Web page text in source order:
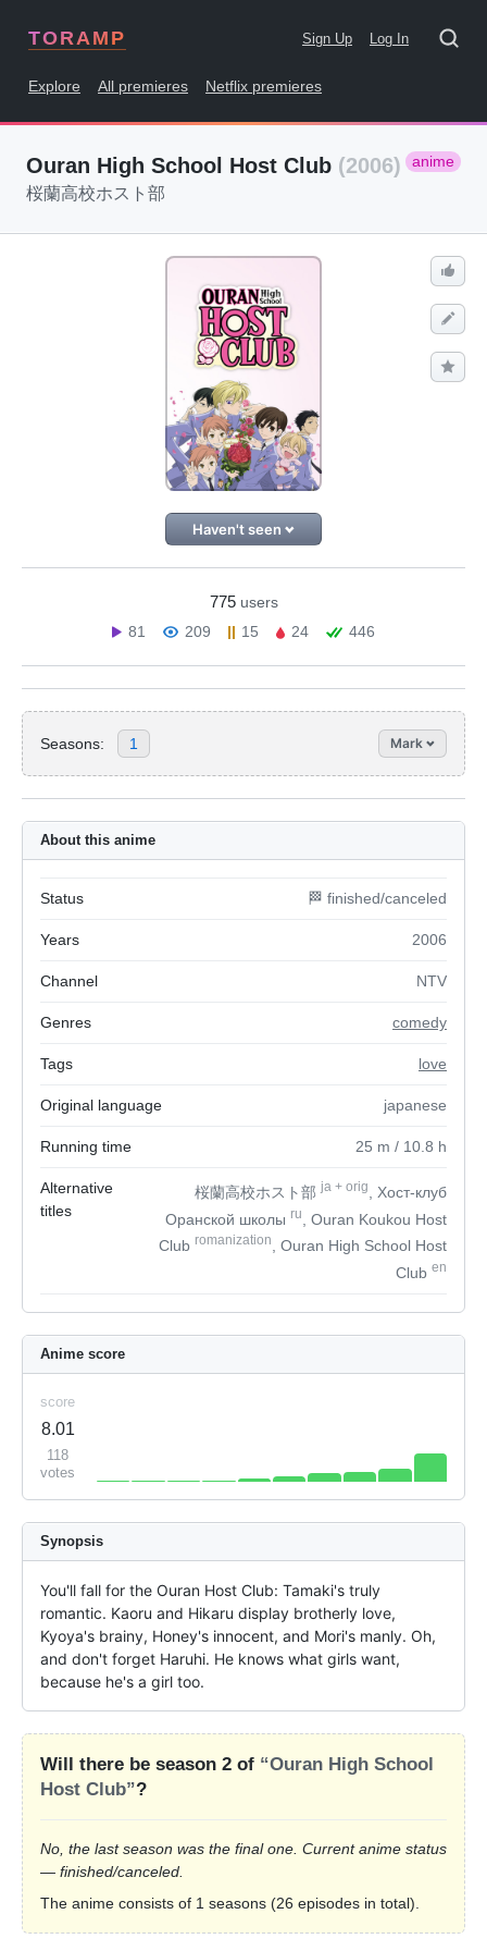
TORAMP Sign Up Log In
Explore All premieres Netflix premieres
Ouran High School Host Club (2006) anime
桜蘭高校ホスト部
Haven't seen
775 users
81
209 15 24 446
Seasons: 1 Mark
About this anime
Status 🏁 finished/canceled
Years 2006
Channel NTV
Genres comedy
Tags love
Original language japanese
Running time 25 m / 10.8 h
Alternative
titles
桜蘭高校ホスト部ja + orig
, Хост-клуб
Оранской школы ru
, Ouran Koukou Host
Club romanization
, Ouran High School Host
Club en
Anime score
score
8.01
118
votes
Synopsis
You'll fall for the Ouran Host Club: Tamaki's truly
romantic. Kaoru and Hikaru display brotherly love,
Kyoya's brainy, Honey's innocent, and Mori's manly. Oh,
and don't forget Haruhi. He knows what girls want,
because he's a girl too.
Will there be season 2 of “Ouran High School
Host Club”?
No, the last season was the final one. Current anime status
— finished/canceled.
The anime consists of 1 seasons (26 episodes in total).